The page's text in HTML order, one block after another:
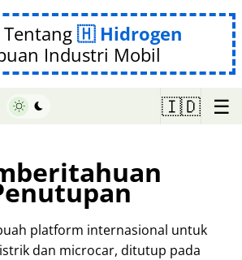
Tentang
Hidrogen
Industri Mobil
🇮🇩 ☰
platform internasional untuk
dan microcar, ditutup pada